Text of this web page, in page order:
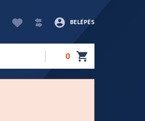
BELÉPÉS
0